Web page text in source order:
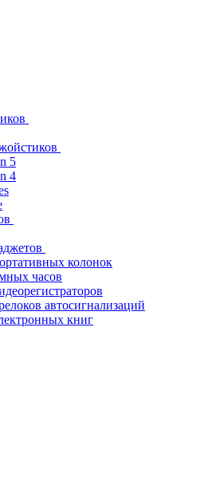
5
4
колонок
часов
автосигнализаций
книг